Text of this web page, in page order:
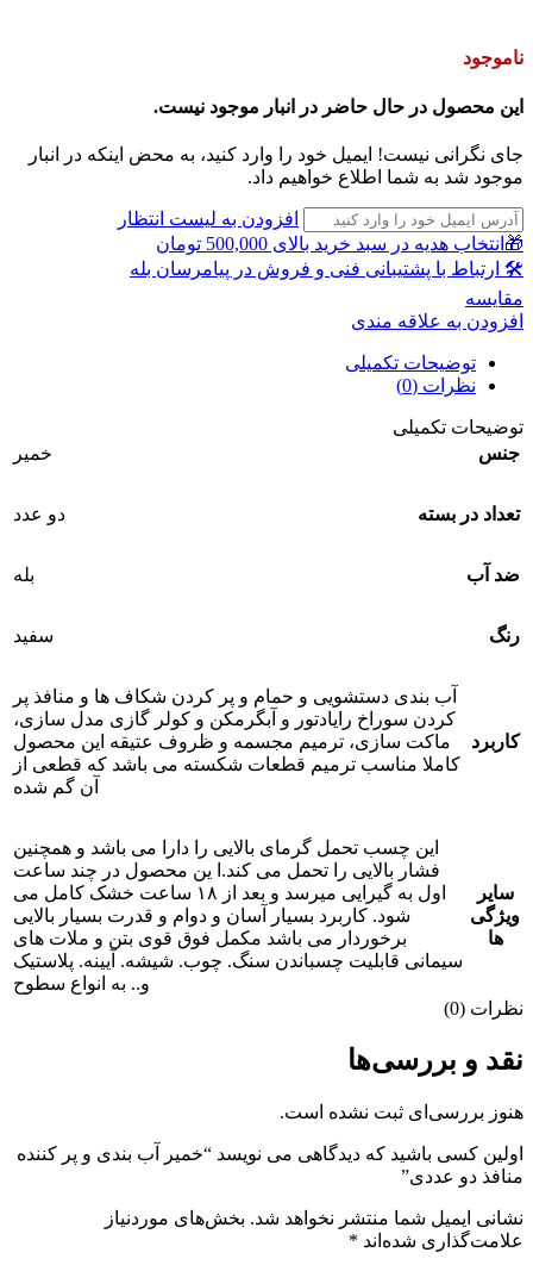
ناموجود
این محصول در حال حاضر در انبار موجود نیست.
جای نگرانی نیست! ایمیل خود را وارد کنید، به محض اینکه در انبار
موجود شد به شما اطلاع خواهیم داد.
افزودن به لیست انتظار
🎁انتخاب هدیه در سبد خرید بالای 500,000 تومان
🛠 ارتباط با پشتیبانی فنی و فروش در پیامرسان بله
مقايسه
افزودن به علاقه مندی
توضیحات تکمیلی
نظرات (0)
توضیحات تکمیلی
جنس
خمیر
تعداد در بسته دو عدد
ضد آب بله
رنگ سفید
کاربرد
آب بندی دستشویی و حمام و پر کردن شکاف ها و منافذ پر
کردن سوراخ رایادتور و آبگرمکن و کولر گازی مدل سازی،
ماکت سازی، ترمیم مجسمه و ظروف عتیقه این محصول
کاملا مناسب ترمیم قطعات شکسته می باشد که قطعی از
آن گم شده
سایر
ویژگی
ها
این چسب تحمل گرمای بالایی را دارا می باشد و همچنین
فشار بالایی را تحمل می کند.ا ین محصول در چند ساعت
اول به گیرایی میرسد و بعد از ۱۸ ساعت خشک کامل می
شود. کاربرد بسیار آسان و دوام و قدرت بسیار بالایی
برخوردار می باشد مکمل فوق قوی بتن و ملات های
سیمانی قابلیت چسباندن سنگ. چوب. شیشه. آیینه. پلاستیک
و.. به انواع سطوح
نظرات (0)
نقد و بررسی‌ها
هنوز بررسی‌ای ثبت نشده است.
اولین کسی باشید که دیدگاهی می نویسد “خمیر آب بندی و پر کننده
منافذ دو عددی”
نشانی ایمیل شما منتشر نخواهد شد. بخش‌های موردنیاز
علامت‌گذاری شده‌اند *